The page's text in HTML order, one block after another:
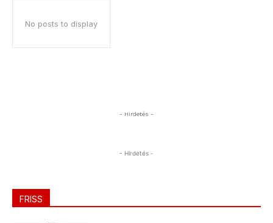
No posts to display
- Hirdetés -
- Hirdetés -
FRISS